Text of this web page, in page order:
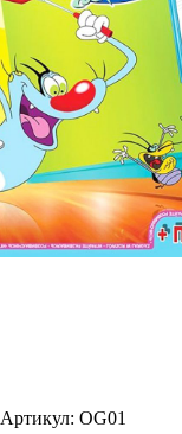
Артикул: OG01